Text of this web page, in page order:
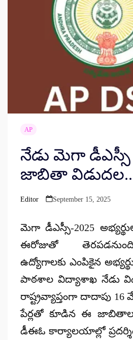
AP
నేడు మెగా డీఎస్సీ
జాబితా విడుద‌ల‌..
Posted
Editor September 15, 2025
మెగా డీఎస్సీ-2025
ఈరోజుతో
ఉద్యోగాలకు ఎంపికైన
పాఠశాల విద్యాశాఖ నేడు
రాష్ట్రవ్యాప్తంగా దాదాపు 16
పేర్లతో కూడిన ఈ
డీఈఓ కార్యాలయాల్లో